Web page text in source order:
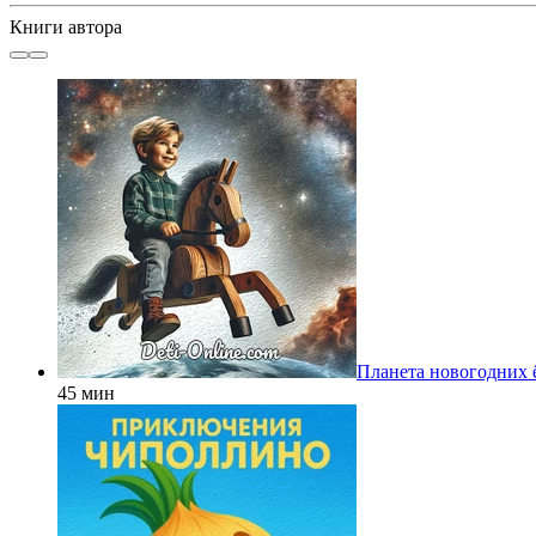
Книги автора
Планета новогодних
45 мин